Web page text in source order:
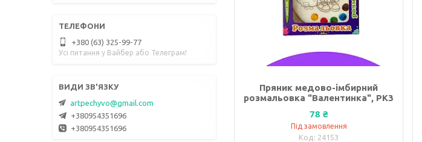
Пряник медово-імбирний
розмальовка "Валентинка", РК3
78 ₴
Під замовлення
24153
+380 (63) 325-99-77
Усі питання у Вайбер або Телеграм!
artpechyvo@gmail.com
+380954351696
+380954351696